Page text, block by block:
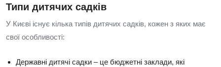
Типи дитячих садків
У Києві існує кілька типів дитячих садків, кожен з яких має
свої особливості:
Державні дитячі садки – це бюджетні заклади, які